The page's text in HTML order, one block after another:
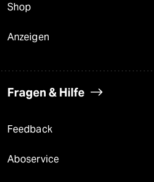
Shop
Anzeigen
Fragen & Hilfe
Feedback
Aboservice